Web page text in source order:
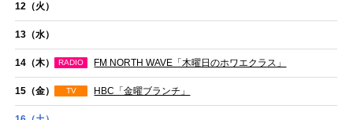
12 （火）
13 （水）
14 （木） RADIO FM NORTH WAVE「木曜日のホワエクラス」
15 （金） TV HBC「金曜ブランチ」